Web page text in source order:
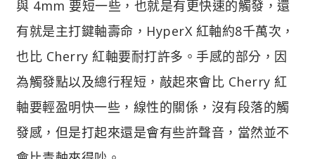
與 4mm 要短一些，也就是有更快速的觸發，還
有就是主打鍵軸壽命，HyperX 紅軸約8千萬次，
也比 Cherry 紅軸要耐打許多。手感的部分，因
為觸發點以及總行程短，敲起來會比 Cherry 紅
軸要輕盈明快一些，線性的關係，沒有段落的觸
發感，但是打起來還是會有些許聲音，當然並不